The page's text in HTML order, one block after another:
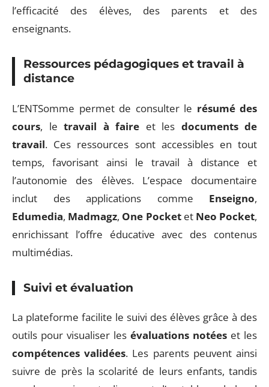
l’efficacité des élèves, des parents et des
enseignants.
Ressources pédagogiques et travail à
distance
L’ENTSomme permet de consulter le résumé des
cours, le travail à faire et les documents de
travail. Ces ressources sont accessibles en tout
temps, favorisant ainsi le travail à distance et
l’autonomie des élèves. L’espace documentaire
inclut des applications comme Enseigno,
Edumedia, Madmagz, One Pocketet Neo Pocket,
enrichissant l’offre éducative avec des contenus
multimédias.
Suivi et évaluation
La plateforme facilite le suivi des élèves grâce à des
outils pour visualiser les évaluations notées et les
compétences validées. Les parents peuvent ainsi
suivre de près la scolarité de leurs enfants, tandis